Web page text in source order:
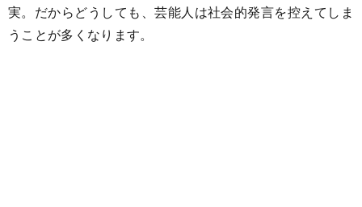
実。だからどうしても、芸能人は社会的発言を控えてしま
うことが多くなります。